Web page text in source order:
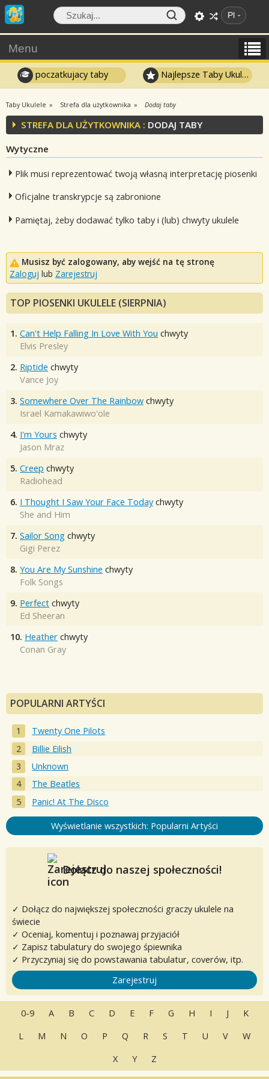
Pl
Menu
poczatkujacy taby Najlepsze Taby Ukulele
Taby Ukulele Strefa dla użytkownika Dodaj taby
STREFA DLA UŻYTKOWNIKA : DODAJ TABY
Wytyczne
Plik musi reprezentować twoją własną interpretację piosenki
Oficjalne transkrypcje są zabronione
Pamiętaj, żeby dodawać tylko taby i (lub) chwyty ukulele
Musisz być zalogowany, aby wejść na tę stronę
Zaloguj lub Zarejestruj
TOP PIOSENKI UKULELE (SIERPNIA)
1. Can't Help Falling In Love With You chwyty
Elvis Presley
2. Riptide chwyty
Vance Joy
3. Somewhere Over The Rainbow chwyty
Israel Kamakawiwo'ole
4. I'm Yours chwyty
Jason Mraz
5. Creep chwyty
Radiohead
6. I Thought I Saw Your Face Today chwyty
She and Him
7. Sailor Song chwyty
Gigi Perez
8. You Are My Sunshine chwyty
Folk Songs
9. Perfect chwyty
Ed Sheeran
10. Heather chwyty
Conan Gray
POPULARNI ARTYŚCI
Twenty One Pilots
Billie Eilish
Unknown
The Beatles
Panic! At The Disco
Wyświetlanie wszystkich: Popularni Artyści
Dołącz do naszej społeczności!
✓ Dołącz do największej społeczności graczy ukulele na
świecie
✓ Oceniaj, komentuj i poznawaj przyjaciół
✓ Zapisz tabulatury do swojego śpiewnika
✓ Przyczyniaj się do powstawania tabulatur, coverów, itp.
Zarejestruj
0-9 A B C D E F G H I J
K
L
M N O P Q R S T U V
W
X
Y Z